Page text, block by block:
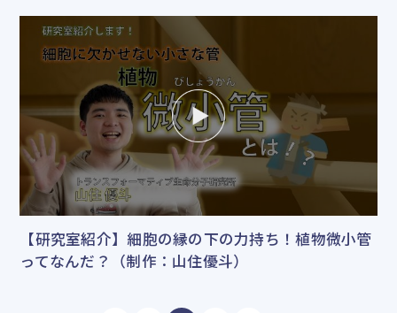
【研究室紹介】細胞の縁の下の力持ち！植物微小管
ってなんだ？（制作：山住優斗）